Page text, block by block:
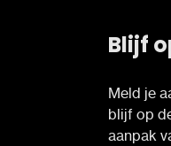
Blijf
Meld je
blijf op
aanpak